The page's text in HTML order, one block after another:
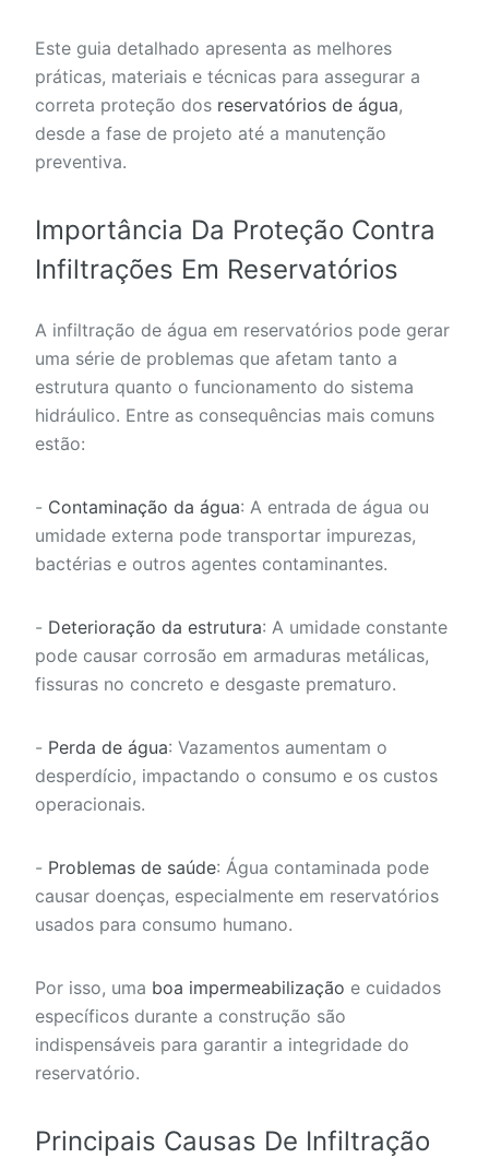
Este guia detalhado apresenta as melhores
práticas, materiais e técnicas para assegurar a
correta proteção dos reservatórios de água,
desde a fase de projeto até a manutenção
preventiva.
Importância Da Proteção Contra
Infiltrações Em Reservatórios
A infiltração de água em reservatórios pode gerar
uma série de problemas que afetam tanto a
estrutura quanto o funcionamento do sistema
hidráulico. Entre as consequências mais comuns
estão:
- Contaminação da água: A entrada de água ou
umidade externa pode transportar impurezas,
bactérias e outros agentes contaminantes.
- Deterioração da estrutura: A umidade constante
pode causar corrosão em armaduras metálicas,
fissuras no concreto e desgaste prematuro.
- Perda de água: Vazamentos aumentam o
desperdício, impactando o consumo e os custos
operacionais.
- Problemas de saúde: Água contaminada pode
causar doenças, especialmente em reservatórios
usados para consumo humano.
Por isso, uma boa impermeabilização e cuidados
específicos durante a construção são
indispensáveis para garantir a integridade do
reservatório.
Principais Causas De Infiltração